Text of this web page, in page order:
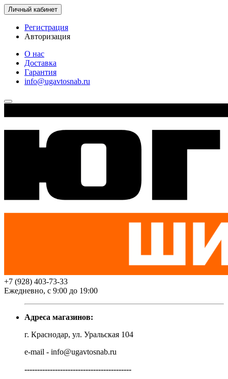
Личный кабинет
Регистрация
Авторизация
О нас
Доставка
Гарантия
info@ugavtosnab.ru
+7 (928) 403-73-33
Ежедневно, с 9:00 до 19:00
Адреса магазинов:
г. Краснодар, ул. Уральская 104
e-mail - info@ugavtosnab.ru
------------------------------------------